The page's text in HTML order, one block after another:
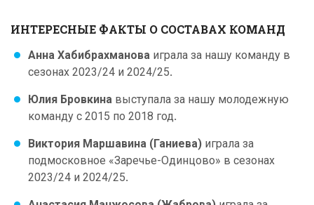
ИНТЕРЕСНЫЕ ФАКТЫ О СОСТАВАХ КОМАНД
Анна Хабибрахманова играла за нашу команду в
сезонах 2023/24 и 2024/25.
Юлия Бровкина выступала за нашу молодежную
команду с 2015 по 2018 год.
Виктория Маршавина (Ганиева) играла за
подмосковное «Заречье-Одинцово» в сезонах
2023/24 и 2024/25.